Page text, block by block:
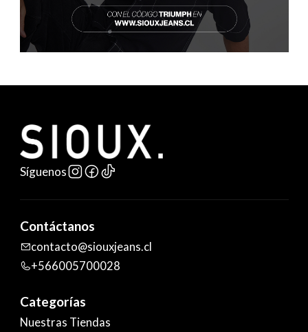
Síguenos
Contáctanos
contacto@siouxjeans.cl
+566005700028
Categorías
Nuestras Tiendas